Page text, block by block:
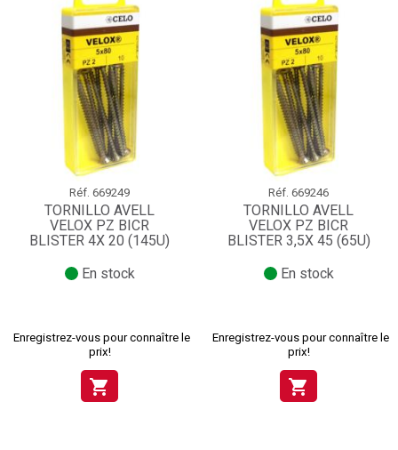
Réf. 669249
TORNILLO AVELL
VELOX PZ BICR
BLISTER 4X 20 (145U)
En stock
Enregistrez-vous pour connaître le
prix!
shopping_cart
Réf. 669246
TORNILLO AVELL
VELOX PZ BICR
BLISTER 3,5X 45 (65U)
En stock
Enregistrez-vous pour connaître le
prix!
shopping_cart